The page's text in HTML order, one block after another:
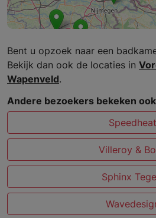
Bent u opzoek naar een
Bekijk dan ook de locaties in
Wapenveld.
Andere bezoekers bekeken
Speedheat
Villeroy &
Sphinx